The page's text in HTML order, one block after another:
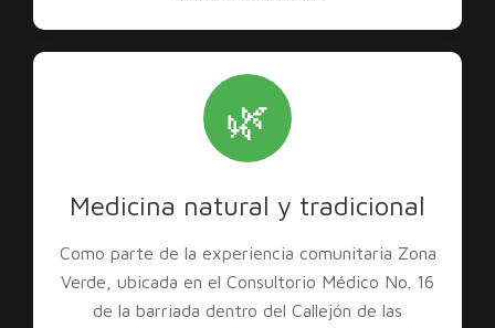
🌿
Medicina natural y tradicional
Como parte de la experiencia comunitaria Zona
Verde, ubicada en el Consultorio Médico No. 16
de la barriada dentro del Callejón de las